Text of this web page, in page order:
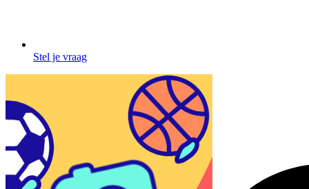
Stel je vraag